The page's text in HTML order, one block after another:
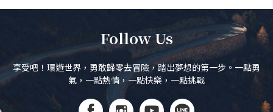
Follow Us
享受吧！環遊世界，勇敢歸零去冒險，踏出夢想的第一步。一點勇
氣，一點熱情，一點快樂，一點挑戰